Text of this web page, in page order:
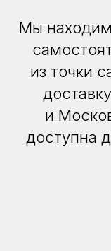
Мы
из точки
и
доступна